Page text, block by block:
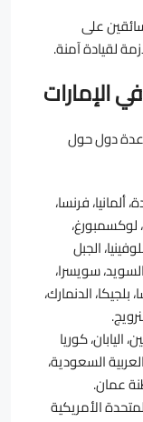
على
لقيادة آمنة.
الإمارات
عدة دول حول
ألمانيا، فرنسا،
لوكسمبورغ،
الجبل
السويد، سويسرا،
الدنمارك،
اليابان، كوريا
السعودية،
عمان.
الأمريكية